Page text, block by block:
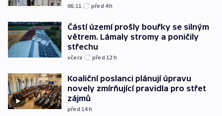
06:11 před 4h
Částí území prošly bouřky se silným
větrem. Lámaly stromy a poničily
střechu
včera před 12 h
Koaliční poslanci plánují úpravu
novely zmírňující pravidla pro střet
zájmů
před 14h